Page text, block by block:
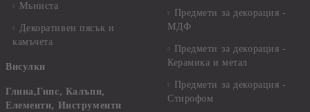
Мъниста
Декоративен пясък и
камъчета
Висулки
Глина,Гипс, Калъпи,
Елементи, Инструменти
Предмети за декорация -
МДФ
Предмети за декорация -
Керамика и метал
Предмети за декорация -
Стирофом